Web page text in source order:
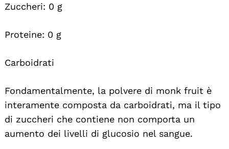
Zuccheri: 0 g
Proteine: 0 g
Carboidrati
Fondamentalmente, la polvere di monk fruit è
interamente composta da carboidrati, ma il tipo
di zuccheri che contiene non comporta un
aumento dei livelli di glucosio nel sangue.